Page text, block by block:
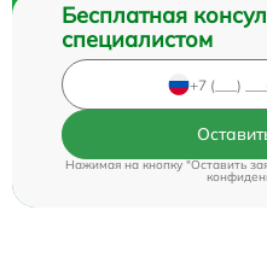
Бесплатная
специалистом
Нажимая на кнопку "Оставить